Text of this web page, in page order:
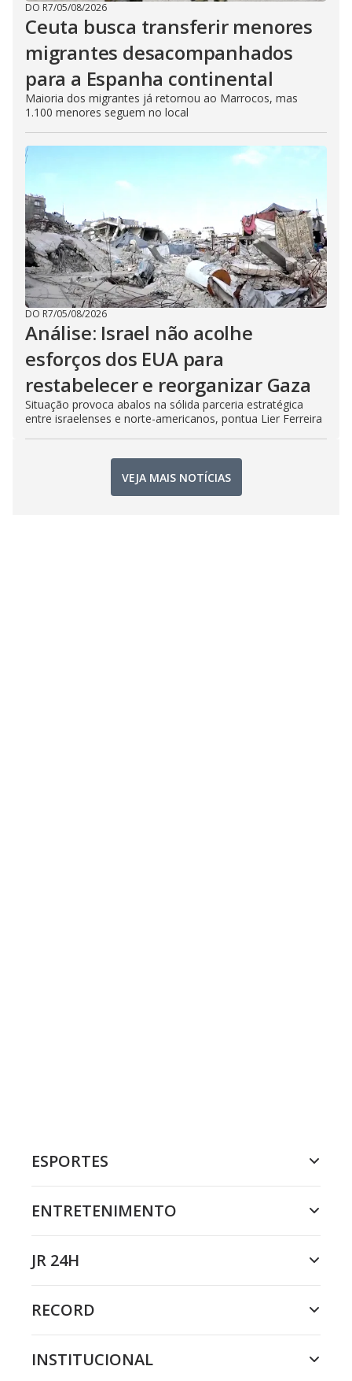
DO R7/05/08/2026
Ceuta busca transferir menores
migrantes desacompanhados
para a Espanha continental
Maioria dos migrantes já retornou ao Marrocos, mas
1.100 menores seguem no local
DO R7/05/08/2026
Análise: Israel não acolhe
esforços dos EUA para
restabelecer e reorganizar Gaza
Situação provoca abalos na sólida parceria estratégica
entre israelenses e norte-americanos, pontua Lier Ferreira
VEJA MAIS NOTÍCIAS
ESPORTES
ENTRETENIMENTO
JR 24H
RECORD
INSTITUCIONAL